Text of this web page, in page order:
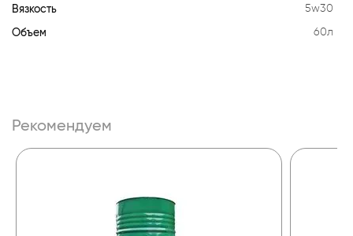
Вязкость 5w30
Объем 60л
Рекомендуем